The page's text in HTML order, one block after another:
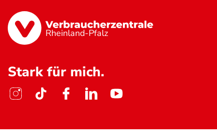
Rheinland-Pfalz
Stark für mich.